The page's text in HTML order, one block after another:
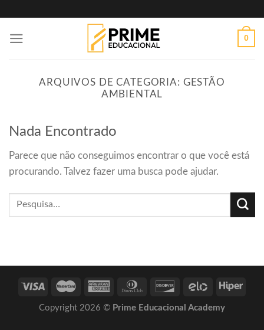
content
0
ARQUIVOS DE CATEGORIA: GESTÃO
AMBIENTAL
Nada Encontrado
Parece que não conseguimos encontrar o que você está
procurando. Talvez fazer uma busca pode ajudar.
Copyright 2026 © Prime Educacional Academy